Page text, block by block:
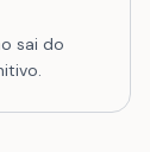
sai do